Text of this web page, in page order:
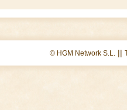
© HGM Network S.L. ||